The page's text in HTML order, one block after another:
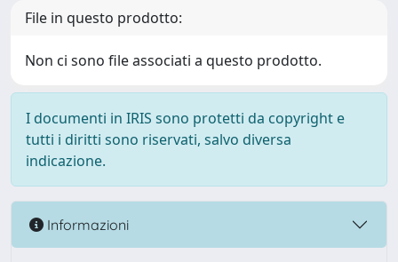
File in questo prodotto:
Non ci sono file associati a questo prodotto.
I documenti in IRIS sono protetti da copyright e
tutti i diritti sono riservati, salvo diversa
indicazione.
Informazioni